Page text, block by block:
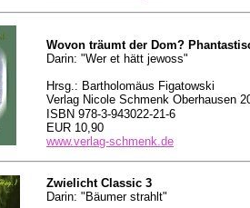
Wovon träumt der Dom?
Darin: "Wer et hätt jewoss"
Hrsg.: Bartholomäus Figatowski
Verlag Nicole Schmenk Oberhausen
ISBN 978-3-943022-21-6
EUR 10,90
www.verlag-schmenk.de
Zwielicht Classic 3
Darin: "Bäumer strahlt"